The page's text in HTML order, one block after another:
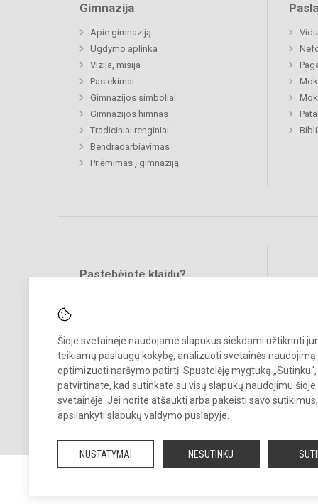
Šioje svetainėje naudojame slapukus siekdami užtikrinti
teikiamų paslaugų kokybę, analizuoti svetainės naudojimą
optimizuoti naršymo patirtį. Spustelėję mygtuką „Sutinku“,
patvirtinate, kad sutinkate su visų slapukų naudojimu šioje
svetainėje. Jei norite atšaukti arba pakeisti savo
apsilankyti slapukų valdymo puslapyje
NUSTATYMAI NESUTINKU
Gimnazija
Apie gimnaziją
Ugdymo aplinka
Vizija, misija
Pasiekimai
Gimnazijos simboliai
Gimnazijos himnas
Tradiciniai renginiai
Bendradarbiavimas
Priėmimas į gimnaziją
Pastebėjote klaidų?
© 2025. Kauno r. Babtų gimnazija. Visos teisės saugomos.
Kopijuoti turinį be raštiško gimnazijos sutikimo griežtai draudžiama.